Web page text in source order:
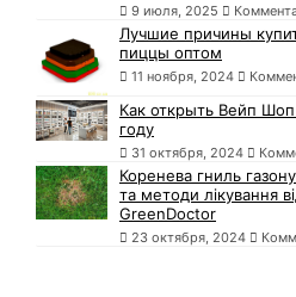
9 июля, 2025
Лучшие причины
пиццы оптом
11 ноября, 2024
Как открыть Вейп
году
31 октября, 2024
Коренева гниль
та методи лікування
GreenDoctor
23 октября, 2024